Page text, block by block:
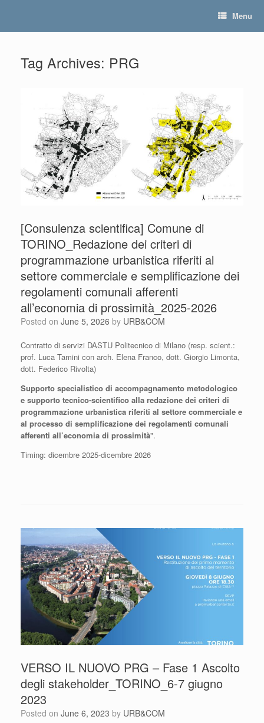
Menu
Tag Archives: PRG
[Consulenza scientifica] Comune di
TORINO_Redazione dei criteri di
programmazione urbanistica riferiti al
settore commerciale e semplificazione dei
regolamenti comunali afferenti
all’economia di prossimità_2025-2026
Posted on June 5, 2026 by URB&COM
Contratto di servizi DASTU Politecnico di Milano (resp. scient.:
prof. Luca Tamini con arch. Elena Franco, dott. Giorgio Limonta,
dott. Federico Rivolta)
Supporto specialistico di accompagnamento metodologico
e supporto tecnico-scientifico alla redazione dei criteri di
programmazione urbanistica riferiti al settore commerciale e
al processo di semplificazione dei regolamenti comunali
afferenti all’economia di prossimità".
Timing: dicembre 2025-dicembre 2026
VERSO IL NUOVO PRG – Fase 1 Ascolto
degli stakeholder_TORINO_6-7 giugno
2023
Posted on June 6, 2023 by URB&COM